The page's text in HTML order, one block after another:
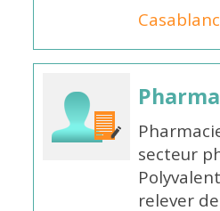
secteur
relever